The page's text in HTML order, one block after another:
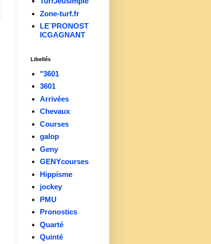
Zone-turf.fr
LE¨PRONOST
ICGAGNANT
Libellés
"3601
3601
Arrivées
Chevaux
Courses
galop
Geny
GENYcourses
Hippisme
jockey
PMU
Pronostics
Quarté
Quinté